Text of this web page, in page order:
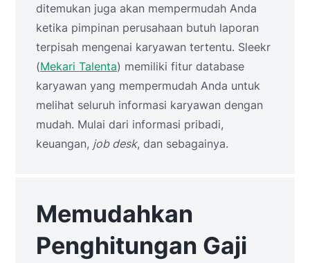
ditemukan juga akan mempermudah Anda
ketika pimpinan perusahaan butuh laporan
terpisah mengenai karyawan tertentu. Sleekr
(Mekari Talenta) memiliki fitur database
karyawan yang mempermudah Anda untuk
melihat seluruh informasi karyawan dengan
mudah. Mulai dari informasi pribadi,
keuangan, job desk, dan sebagainya.
Memudahkan
Penghitungan Gaji